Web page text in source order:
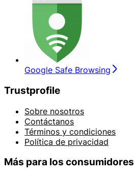
Google Safe Browsing
Trustprofile
Sobre nosotros
Contáctanos
Términos y condiciones
Política de privacidad
Más para los consumidores